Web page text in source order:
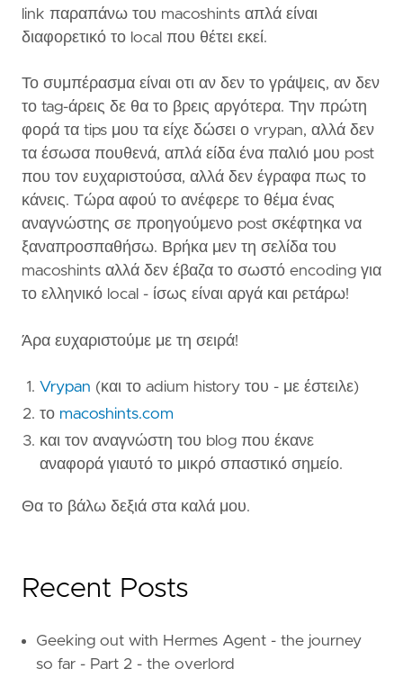
link παραπάνω του macoshints απλά είναι
διαφορετικό το local που θέτει εκεί.
Το συμπέρασμα είναι οτι αν δεν το γράψεις, αν δεν
το tag-άρεις δε θα το βρεις αργότερα. Την πρώτη
φορά τα tips μου τα είχε δώσει ο vrypan, αλλά δεν
τα έσωσα πουθενά, απλά είδα ένα παλιό μου post
που τον ευχαριστούσα, αλλά δεν έγραφα πως το
κάνεις. Τώρα αφού το ανέφερε το θέμα ένας
αναγνώστης σε προηγούμενο post σκέφτηκα να
ξαναπροσπαθήσω. Βρήκα μεν τη σελίδα του
macoshints αλλά δεν έβαζα το σωστό encoding για
το ελληνικό local - ίσως είναι αργά και ρετάρω!
Άρα ευχαριστούμε με τη σειρά!
Vrypan (και το adium history του - με έστειλε)
το macoshints.com
και τον αναγνώστη του blog που έκανε
αναφορά γιαυτό το μικρό σπαστικό σημείο.
Θα το βάλω δεξιά στα καλά μου.
Recent Posts
Geeking out with Hermes Agent - the journey
so far - Part 2 - the overlord